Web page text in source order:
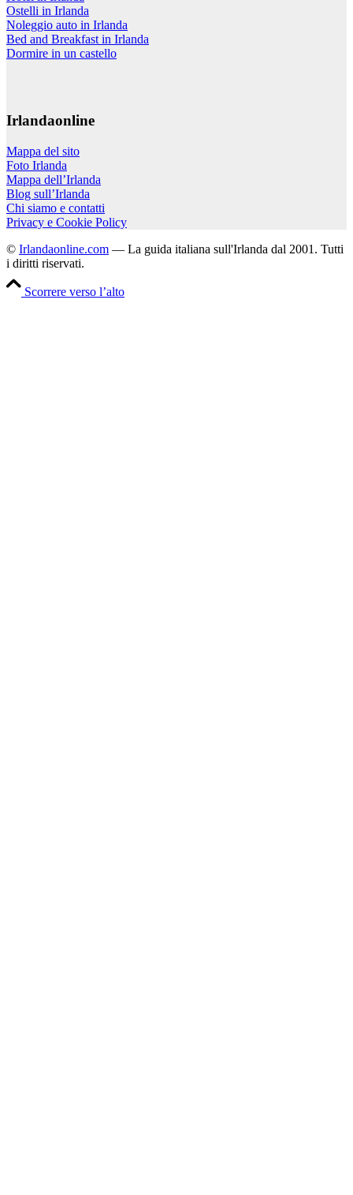
Ostelli in Irlanda
Noleggio auto in Irlanda
Bed and Breakfast in Irlanda
Dormire in un castello
Irlandaonline
Mappa del sito
Foto Irlanda
Mappa dell’Irlanda
Blog sull’Irlanda
Chi siamo e contatti
Privacy e Cookie Policy
© Irlandaonline.com — La guida italiana sull'Irlanda dal 2001. Tutti
i diritti riservati.
Scorrere verso l’alto